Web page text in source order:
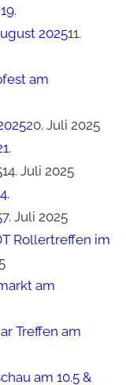
202511.
am
20. Juli 2025
14. Juli 2025
7. Juli 2025
Rollertreffen im
am
Treffen am
am 10.5 &